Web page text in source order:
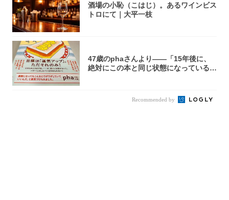
酒場の小恥（こはじ）。あるワインビス
トロにて｜大平一枝
47歳のphaさんより――「15年後に、
絶対にこの本と同じ状態になっている自
Recommended by